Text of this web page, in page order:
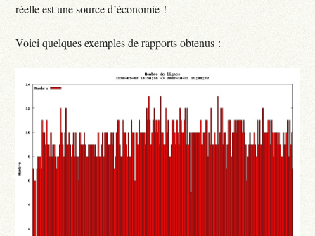
réelle est une source d’économie !
Voici quelques exemples de rapports obtenus :